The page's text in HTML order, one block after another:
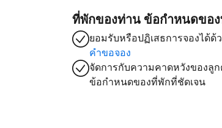
ที่พักของท่าน ข้อกำหนดขอ
ยอมรับหรือปฏิเสธการจองได้ด้
คำขอจอง
จัดการกับความคาดหวังของลูก
ข้อกำหนดของที่พักที่ชัดเจน